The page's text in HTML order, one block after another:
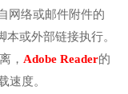
网络或邮件附件的
或外部链接执行。
， Adobe Reader的
速度。